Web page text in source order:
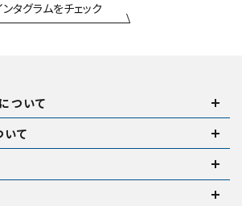
ンタグラムをチェック
ついて
いて